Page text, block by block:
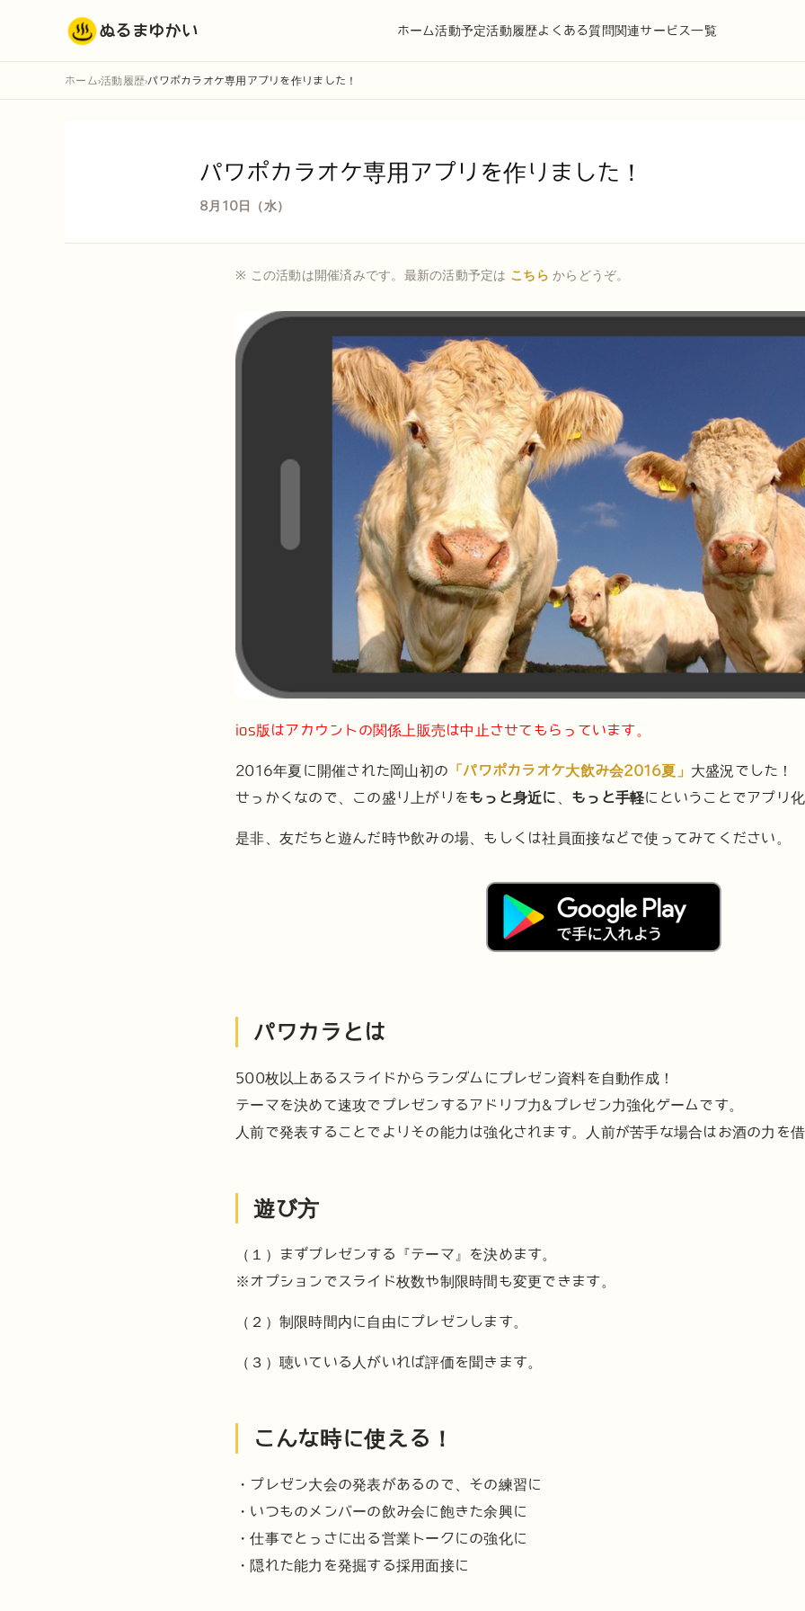
ぬるまゆかい ホーム活動予定活動履歴よくある質問 関連サービス一覧
ホーム ›活動履歴›パワポカラオケ専用アプリを作りました！
パワポカラオケ専用アプリを作りました！
8月10日（水）
※ この活動は開催済みです。最新の活動予定は こちら からどうぞ。
ios版はアカウントの関係上販売は中止させてもらっています。
2016年夏に開催された岡山初の 「パワポカラオケ大飲み会2016夏」 大盛況でした！
せっかくなので、この盛り上がりをもっと身近に もっと手軽にということでアプリ
是非、友だちと遊んだ時や飲みの場、もしくは社員面接などで使ってみてください。
パワカラとは
500枚以上あるスライドからランダムにプレゼン資料を自動作成！
テーマを決めて速攻でプレゼンするアドリブ力&プレゼン力強化ゲームです。
人前で発表することでよりその能力は強化されます。人前が苦手な場合はお酒の力を
遊び方
（１）まずプレゼンする『テーマ』を決めます。
※オプションでスライド枚数や制限時間も変更できます。
（２）制限時間内に自由にプレゼンします。
（３）聴いている人がいれば評価を聞きます。
こんな時に使える！
・プレゼン大会の発表があるので、その練習に
・いつものメンバーの飲み会に飽きた余興に
・仕事でとっさに出る営業トークにの強化に
・隠れた能力を発掘する採用面接に